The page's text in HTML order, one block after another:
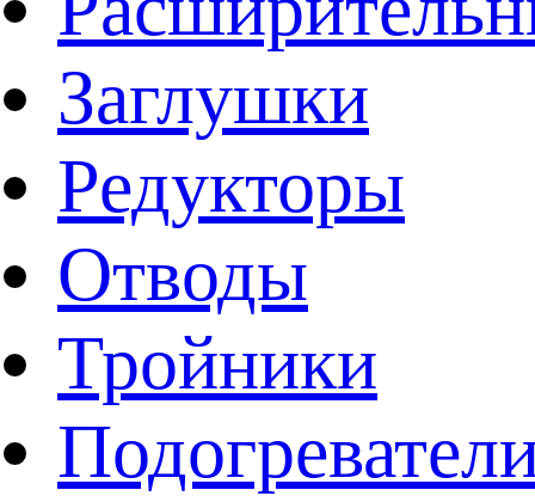
Заглушки
Редукторы
Отводы
Тройники